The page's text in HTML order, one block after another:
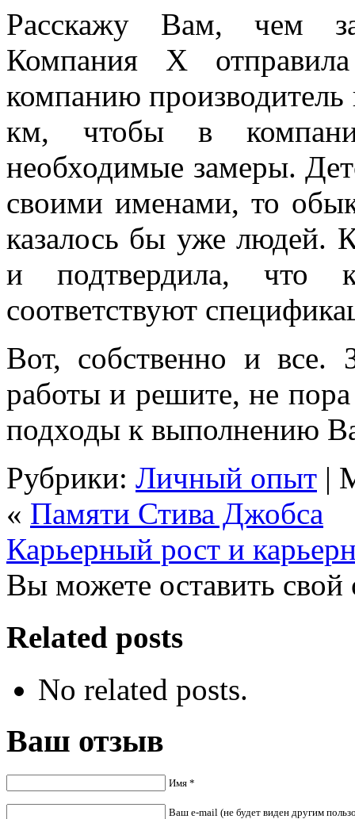
Расскажу Вам, чем
Компания Х
компанию
км, чтобы в
необходимые замеры.
своими именами, то
казалось бы уже людей.
и подтвердила, что
соответствуют
Вот, собственно и все.
работы и решите, не
подходы к выполнению
Рубрики: Личный опыт |
« Памяти Стива Джобса
Карьерный рост и
Вы можете оставить свой
Related posts
No related posts.
Ваш отзыв
Имя *
Ваш e-mail (не будет виден другим